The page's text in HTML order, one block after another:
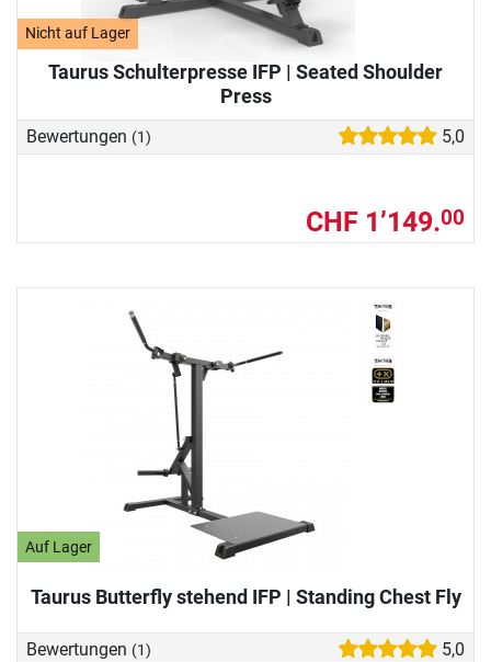
Nicht auf Lager
Taurus Schulterpresse IFP | Seated Shoulder
Press
Bewertungen (1) 5,0
CHF 1’149.00
Auf Lager
Taurus Butterfly stehend IFP | Standing Chest Fly
Bewertungen (1) 5,0